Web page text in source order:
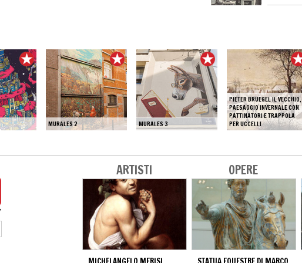
MURALES 2 MURALES 3
PIETER BRUEGEL IL VECCHIO,
PAESAGGIO INVERNALE CON
PATTINATORI E TRAPPOLA
PER UCCELLI
ARTISTI OPERE